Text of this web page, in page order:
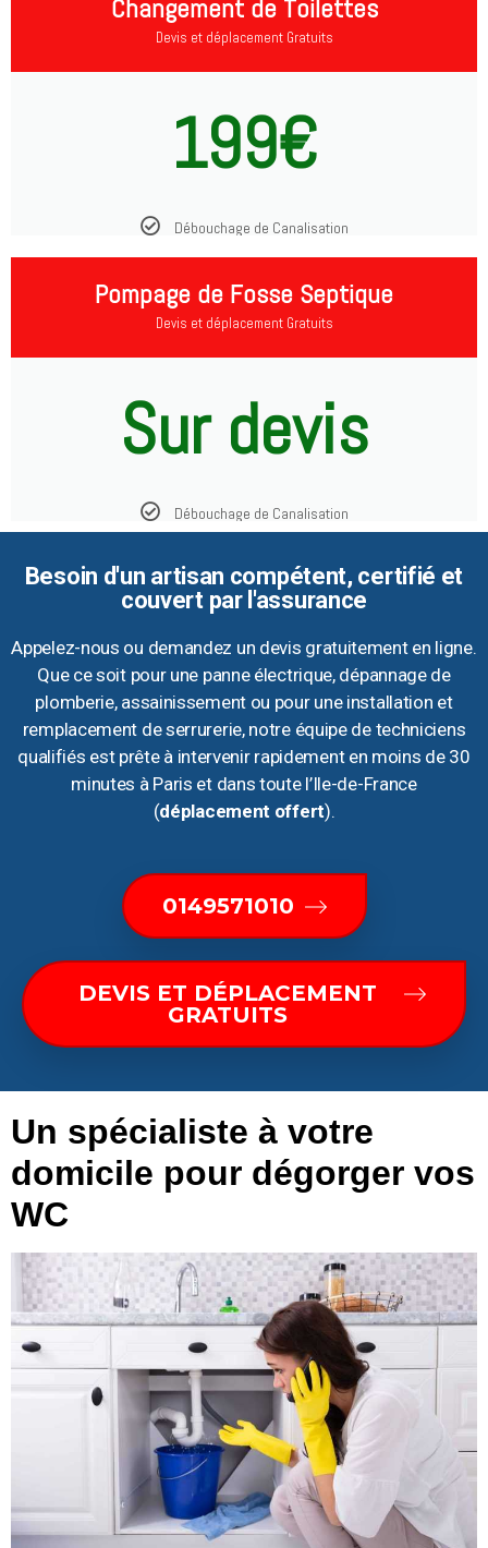
Changement de Toilettes
Devis et déplacement Gratuits
199€
Débouchage de Canalisation
Pompage de Fosse Septique
Devis et déplacement Gratuits
Sur devis
Débouchage de Canalisation
Besoin d'un artisan compétent, certifié et
couvert par l'assurance
Appelez-nous ou demandez un devis gratuitement en ligne.
Que ce soit pour une panne électrique, dépannage de
plomberie, assainissement ou pour une installation et
remplacement de serrurerie, notre équipe de techniciens
qualifiés est prête à intervenir rapidement en moins de 30
minutes à Paris et dans toute l’Ile-de-France
(déplacement offert).
0149571010
DEVIS ET DÉPLACEMENT
GRATUITS
Un spécialiste à votre
domicile pour dégorger vos
WC